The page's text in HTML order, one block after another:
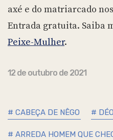
axé e do matriarcado
Entrada gratuita. Saiba
Peixe-Mulher.
12 de outubro de 2021
# CABEÇA DE NÊGO #
# ARREDA HOMEM QUE